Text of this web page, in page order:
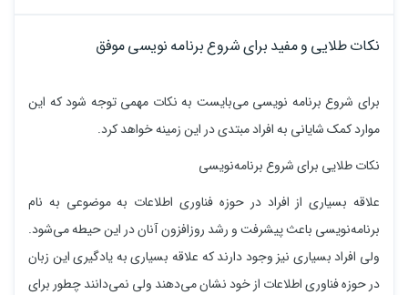
نکات طلایی و مفید برای شروع برنامه نویسی موفق
برای شروع برنامه نویسی می‌بایست به نکات مهمی توجه شود که این
موارد کمک شایانی به افراد مبتدی در این زمینه خواهد کرد.
نکات طلایی برای شروع برنامه‌نویسی
علاقه بسیاری از افراد در حوزه فناوری اطلاعات به موضوعی به نام
برنامه‌نویسی باعث پیشرفت و رشد روزافزون آنان در این حیطه می‌شود.
ولی افراد بسیاری نیز وجود دارند که علاقه بسیاری به یادگیری این زبان
در حوزه فناوری اطلاعات از خود نشان می‌دهند ولی نمی‌دانند چطور برای